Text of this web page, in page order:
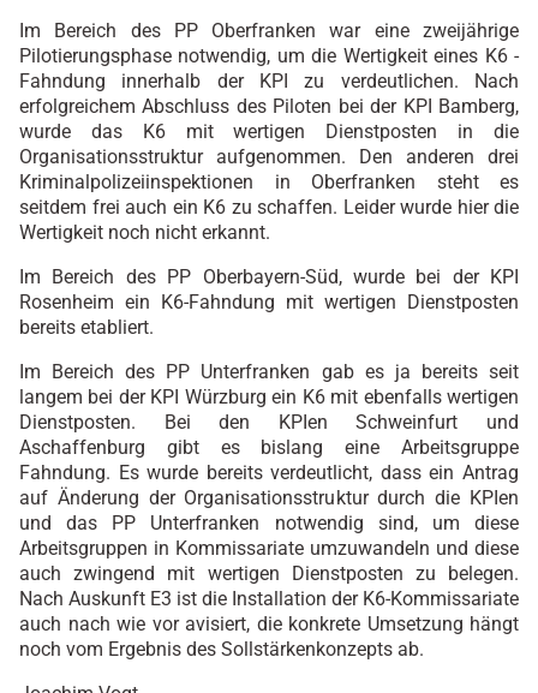
Im Bereich des PP Oberfranken war eine zweijährige
Pilotierungsphase notwendig, um die Wertigkeit eines K6 -
Fahndung innerhalb der KPI zu verdeutlichen. Nach
erfolgreichem Abschluss des Piloten bei der KPI Bamberg,
wurde das K6 mit wertigen Dienstposten in die
Organisationsstruktur aufgenommen. Den anderen drei
Kriminalpolizeiinspektionen in Oberfranken steht es
seitdem frei auch ein K6 zu schaffen. Leider wurde hier die
Wertigkeit noch nicht erkannt.
Im Bereich des PP Oberbayern-Süd, wurde bei der KPI
Rosenheim ein K6-Fahndung mit wertigen Dienstposten
bereits etabliert.
Im Bereich des PP Unterfranken gab es ja bereits seit
langem bei der KPI Würzburg ein K6 mit ebenfalls wertigen
Dienstposten. Bei den KPIen Schweinfurt und
Aschaffenburg gibt es bislang eine Arbeitsgruppe
Fahndung. Es wurde bereits verdeutlicht, dass ein Antrag
auf Änderung der Organisationsstruktur durch die KPIen
und das PP Unterfranken notwendig sind, um diese
Arbeitsgruppen in Kommissariate umzuwandeln und diese
auch zwingend mit wertigen Dienstposten zu belegen.
Nach Auskunft E3 ist die Installation der K6-Kommissariate
auch nach wie vor avisiert, die konkrete Umsetzung hängt
noch vom Ergebnis des Sollstärkenkonzepts ab.